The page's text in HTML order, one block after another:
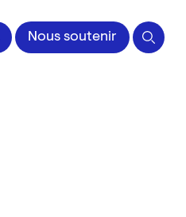
Nous soutenir